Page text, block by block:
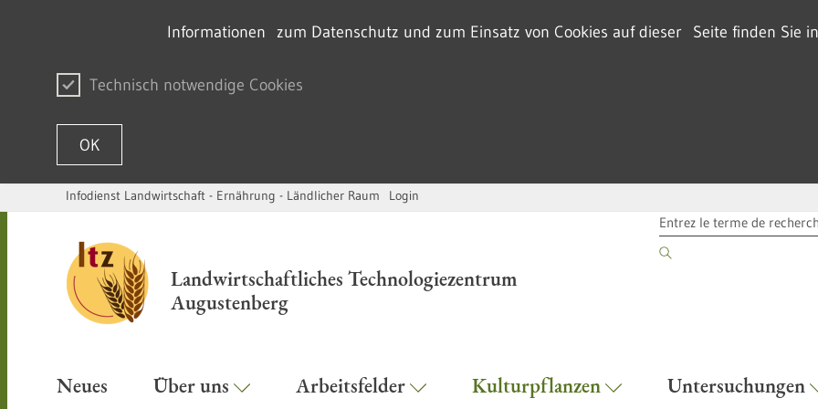
Informationen zum Datenschutz und zum Einsatz von Cookies auf dieser Seite finden Sie
Technisch notwendige Cookies
OK
Passer au contenu
Infodienst Landwirtschaft - Ernährung - Ländlicher Raum Login
Landwirtschaftliches Technologiezentrum
Augustenberg
TERME DE RECHERCHE
Neues Über uns Arbeitsfelder Kulturpflanzen Untersuchungen